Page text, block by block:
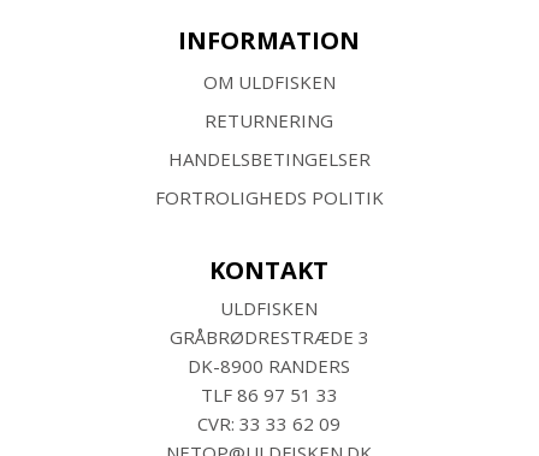
INFORMATION
OM ULDFISKEN
RETURNERING
HANDELSBETINGELSER
FORTROLIGHEDS POLITIK
KONTAKT
ULDFISKEN
GRÅBRØDRESTRÆDE 3
DK-8900 RANDERS
TLF 86 97 51 33
CVR: 33 33 62 09